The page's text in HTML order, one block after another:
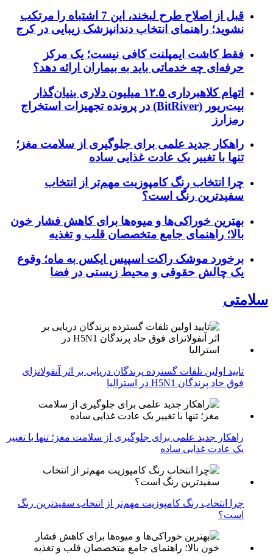
قبل از اصلاح طرح لبخند، این 7 اشتباه را مرتکب
نشوید؛ راهنمای انتخاب دندانپزشک زیبایی در کرج
فقط کاشت ایمپلنت کافی نیست؛ یک مرکز
حرفه‌ای چه خدماتی باید به بیماران ارائه دهد؟
اتهام کلاهبرداری ۱۲.۵ میلیون دلاری بنیان‌گذار
بیت‌ریور (BitRiver) در پرونده تجهیزات استخراج
رمزارز
راهکار جدید علمی برای جلوگیری از سلامت مغز؛
تنها با تغییر یک عادت غذایی ساده
چرا انتخاب رنگ کامپوزیت مهم‌تر از انتخاب
سفیدترین رنگ است؟
بهترین خوراکی‌ها و میوه‌ها برای کاهش فشار خون
بالا؛ راهنمای جامع متخصصان قلب و تغذیه
برخورد موشک راکت اسپیس ایکس به ماه؛ وقوع
یک چالش حقوقی و محیط زیستی در فضا
سلامتی
تایید اولین تلفات گسترده پرندگان دریایی بر اثر آنفولانزای
فوق حاد پرندگان H5N1 در استرالیا
راهکار جدید علمی برای جلوگیری از سلامت مغز؛ تنها با تغییر
یک عادت غذایی ساده
چرا انتخاب رنگ کامپوزیت مهم‌تر از انتخاب سفیدترین رنگ
است؟